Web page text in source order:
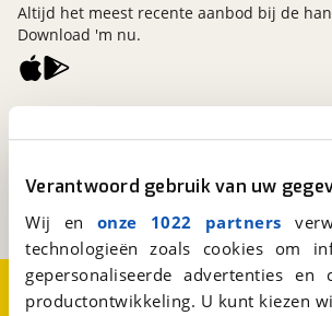
Verantwoord gebruik van uw
Wij en onze 1022 partners
technologieën zoals cookies om
gepersonaliseerde advertenties
productontwikkeling. U kunt kiezen
Een initiatief van
Altijd het meest recente aanbod bij de
Download 'm nu.
Over viaBOVAG.nlDisclaimer- en
CookievoorkeurenVacatures